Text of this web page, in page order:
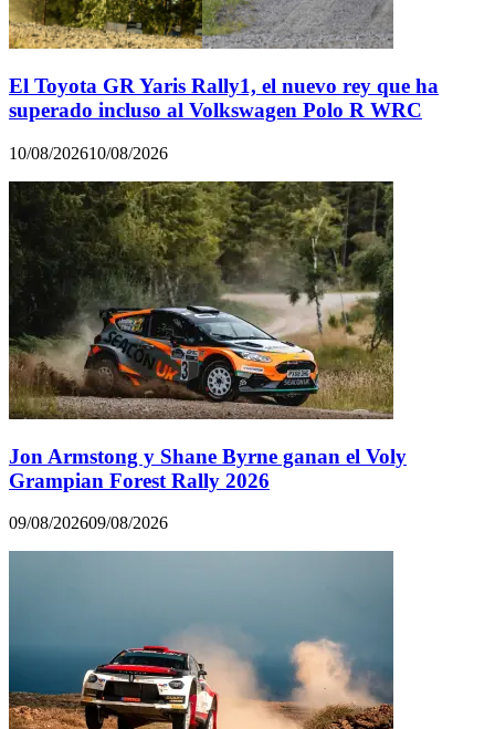
El Toyota GR Yaris Rally1, el nuevo rey que ha
superado incluso al Volkswagen Polo R WRC
10/08/202610/08/2026
Jon Armstong y Shane Byrne ganan el Voly
Grampian Forest Rally 2026
09/08/202609/08/2026